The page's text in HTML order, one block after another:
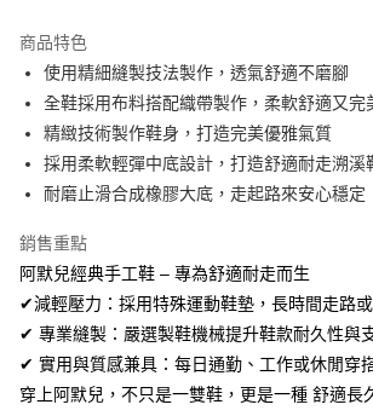
合作金庫商業銀行
華南商業銀行
彰化商業銀行
上海商業儲蓄銀行
台北富邦商
國泰世華商業銀行
兆豐國際商
臺灣中小企業銀行
台中商業銀
匯豐（台灣）商業銀行
華泰商業銀行
聯邦商業銀行
遠東國際商
元大商業銀行
台新國際商業銀行
中國信託商
台灣樂天信用卡公司
超商取貨付款
LINE Pay
Apple Pay
街口支付
悠遊付
Google Pay
全盈+PAY
AFTEE先享後付
相關說明
商品特色
使用精細縫製技法製作，透氣舒適不磨腳
全鞋採用布料搭配織帶製作，柔軟舒適又完
精緻技術製作鞋身，打造完美優雅氣質
採用柔軟輕彈中底設計，打造舒適耐走溯溪
耐磨止滑合成橡膠大底，走起路來安心穩定
銷售重點
阿默兒經典手工鞋 – 專為舒適耐走而生
✔減輕壓力：採用特殊運動鞋墊，長時間走路
✔ 專業縫製：嚴選製鞋機械提升鞋款耐久性與
✔ 實用與質感兼具：每日通勤、工作或休閒穿
穿上阿默兒，不只是一雙鞋，更是一種 舒適長